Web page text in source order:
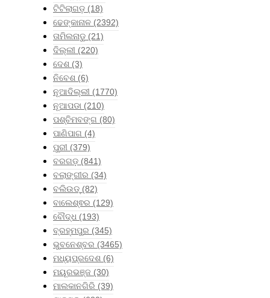
ଟିଟିଲାଗଡ଼ (18)
ଢେଙ୍କାନାଳ (2392)
ତାମିଲନାଡୁ (21)
ଦିଲ୍ଲୀ (220)
ଦେଶ (3)
ନିବେଶ (6)
ନୂଆଦିଲ୍ଲୀ (1770)
ନୂଆପଡା (210)
ପଶ୍ଚିମବଙ୍ଗ (80)
ପାଣିପାଗ (4)
ପୁରୀ (379)
ବରଗଡ଼ (841)
ବଲାଙ୍ଗୀର (34)
ବଲିଉଡ୍ (82)
ବାଲେଶ୍ଵର (129)
ବୌଦ୍ଧ (193)
ବ୍ରହ୍ମପୁର (345)
ଭୁବନେଶ୍ବର (3465)
ମଧ୍ୟପ୍ରଦେଶ (6)
ମୟୂରଭଞ୍ଜ (30)
ମାଲକାନଗିରି (39)